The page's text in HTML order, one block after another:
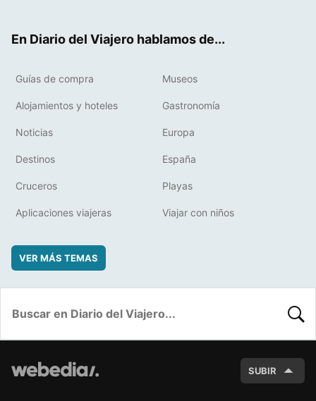
En Diario del Viajero hablamos de...
Guías de compra Museos
Alojamientos y hoteles Gastronomía
Noticias Europa
Destinos España
Cruceros Playas
Aplicaciones viajeras Viajar con niños
VER MÁS TEMAS
SUBIR